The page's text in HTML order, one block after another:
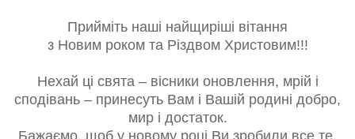
Прийміть наші найщиріші вітання
з Новим роком та Різдвом Христовим!!!
Нехай ці свята – вісники оновлення, мрій і
сподівань – принесуть Вам і Вашій родині добро,
мир і достаток.